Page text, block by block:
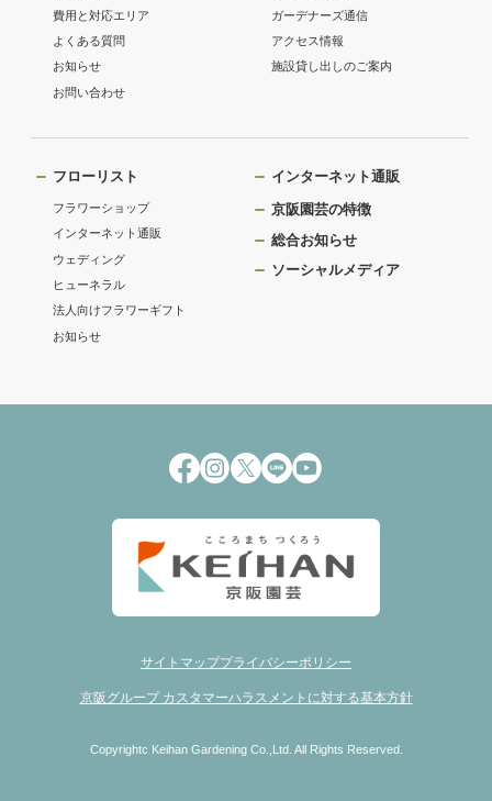
費用と対応エリア
よくある質問
お知らせ
お問い合わせ
ガーデナーズ通信
アクセス情報
施設貸し出しのご案内
フローリスト
フラワーショップ
インターネット通販
ウェディング
ヒューネラル
法人向けフラワーギフト
お知らせ
インターネット通販
京阪園芸の特徴
総合お知らせ
ソーシャルメディア
サイトマッププライバシーポリシー
京阪グループ カスタマーハラスメントに対する基本方針
Copyrightc Keihan Gardening Co.,Ltd. All Rights Reserved.